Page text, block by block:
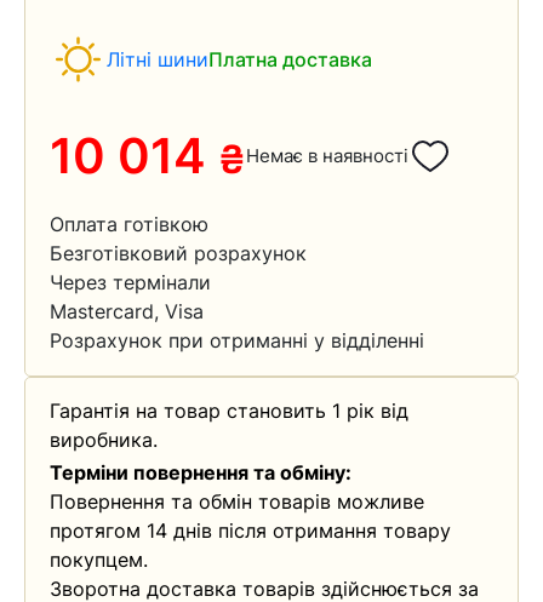
Літні шиниПлатна доставка
10 014 ₴Немає в наявності
Оплата готівкою
Безготівковий розрахунок
Через термінали
Mastercard, Visa
Розрахунок при отриманні у відділенні
Гарантія на товар становить 1 рік від
виробника.
Терміни повернення та обміну:
Повернення та обмін товарів можливе
протягом 14 днів після отримання товару
покупцем.
Зворотна доставка товарів здійснюється за